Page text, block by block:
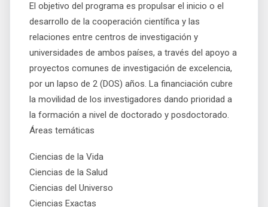
El objetivo del programa es propulsar el inicio o el
desarrollo de la cooperación científica y las
relaciones entre centros de investigación y
universidades de ambos países, a través del apoyo a
proyectos comunes de investigación de excelencia,
por un lapso de 2 (DOS) años. La financiación cubre
la movilidad de los investigadores dando prioridad a
la formación a nivel de doctorado y posdoctorado.
Áreas temáticas
Ciencias de la Vida
Ciencias de la Salud
Ciencias del Universo
Ciencias Exactas